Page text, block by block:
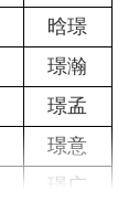
晗璟
璟瀚
璟孟
璟意
璟广